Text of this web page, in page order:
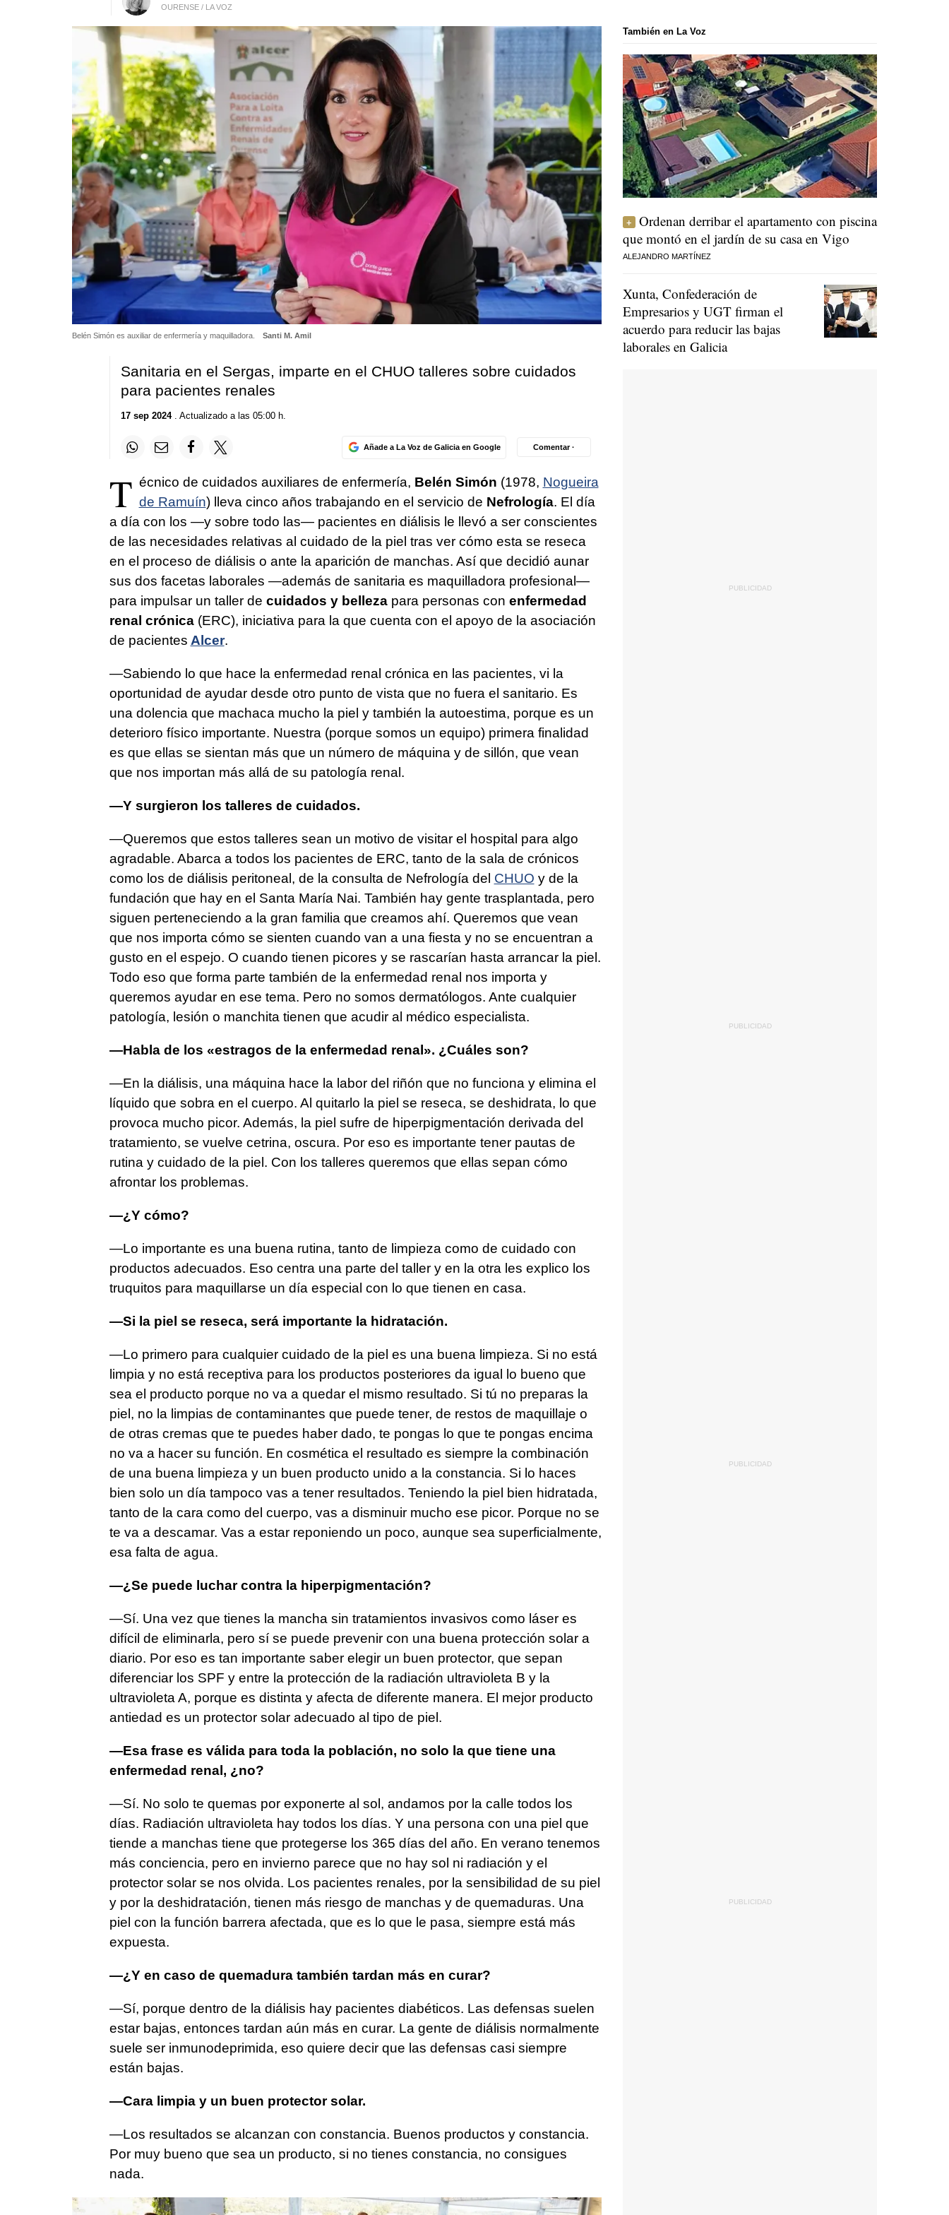
OURENSE / LA VOZ
Belén Simón es auxiliar de enfermería y maquilladora. Santi M. Amil
Sanitaria en el Sergas, imparte en el CHUO talleres sobre cuidados
para pacientes renales
17 sep 2024. Actualizado a las 05:00 h.
Añade a La Voz de Galicia en Google Comentar ·
T écnico de cuidados auxiliares de enfermería, Belén Simón (1978, Nogueira
de Ramuín) lleva cinco años trabajando en el servicio de Nefrología. El día
a día con los —y sobre todo las— pacientes en diálisis le llevó a ser conscientes
de las necesidades relativas al cuidado de la piel tras ver cómo esta se reseca
en el proceso de diálisis o ante la aparición de manchas. Así que decidió aunar
sus dos facetas laborales —además de sanitaria es maquilladora profesional—
para impulsar un taller de cuidados y bellezapara personas con enfermedad
renal crónica(ERC), iniciativa para la que cuenta con el apoyo de la asociación
de pacientes Alcer.
—Sabiendo lo que hace la enfermedad renal crónica en las pacientes, vi la
oportunidad de ayudar desde otro punto de vista que no fuera el sanitario. Es
una dolencia que machaca mucho la piel y también la autoestima, porque es un
deterioro físico importante. Nuestra (porque somos un equipo) primera finalidad
es que ellas se sientan más que un número de máquina y de sillón, que vean
que nos importan más allá de su patología renal.
—Y surgieron los talleres de cuidados.
—Queremos que estos talleres sean un motivo de visitar el hospital para algo
agradable. Abarca a todos los pacientes de ERC, tanto de la sala de crónicos
como los de diálisis peritoneal, de la consulta de Nefrología del CHUO y de la
fundación que hay en el Santa María Nai. También hay gente trasplantada, pero
siguen perteneciendo a la gran familia que creamos ahí. Queremos que vean
que nos importa cómo se sienten cuando van a una fiesta y no se encuentran a
gusto en el espejo. O cuando tienen picores y se rascarían hasta arrancar la piel.
Todo eso que forma parte también de la enfermedad renal nos importa y
queremos ayudar en ese tema. Pero no somos dermatólogos. Ante cualquier
patología, lesión o manchita tienen que acudir al médico especialista.
—Habla de los «estragos de la enfermedad renal». ¿Cuáles son?
—En la diálisis, una máquina hace la labor del riñón que no funciona y elimina el
líquido que sobra en el cuerpo. Al quitarlo la piel se reseca, se deshidrata, lo que
provoca mucho picor. Además, la piel sufre de hiperpigmentación derivada del
tratamiento, se vuelve cetrina, oscura. Por eso es importante tener pautas de
rutina y cuidado de la piel. Con los talleres queremos que ellas sepan cómo
afrontar los problemas.
—¿Y cómo?
—Lo importante es una buena rutina, tanto de limpieza como de cuidado con
productos adecuados. Eso centra una parte del taller y en la otra les explico los
truquitos para maquillarse un día especial con lo que tienen en casa.
—Si la piel se reseca, será importante la hidratación.
—Lo primero para cualquier cuidado de la piel es una buena limpieza. Si no está
limpia y no está receptiva para los productos posteriores da igual lo bueno que
sea el producto porque no va a quedar el mismo resultado. Si tú no preparas la
piel, no la limpias de contaminantes que puede tener, de restos de maquillaje o
de otras cremas que te puedes haber dado, te pongas lo que te pongas encima
no va a hacer su función. En cosmética el resultado es siempre la combinación
de una buena limpieza y un buen producto unido a la constancia. Si lo haces
bien solo un día tampoco vas a tener resultados. Teniendo la piel bien hidratada,
tanto de la cara como del cuerpo, vas a disminuir mucho ese picor. Porque no se
te va a descamar. Vas a estar reponiendo un poco, aunque sea superficialmente,
esa falta de agua.
—¿Se puede luchar contra la hiperpigmentación?
—Sí. Una vez que tienes la mancha sin tratamientos invasivos como láser es
difícil de eliminarla, pero sí se puede prevenir con una buena protección solar a
diario. Por eso es tan importante saber elegir un buen protector, que sepan
diferenciar los SPF y entre la protección de la radiación ultravioleta B y la
ultravioleta A, porque es distinta y afecta de diferente manera. El mejor producto
antiedad es un protector solar adecuado al tipo de piel.
—Esa frase es válida para toda la población, no solo la que tiene una
enfermedad renal, ¿no?
—Sí. No solo te quemas por exponerte al sol, andamos por la calle todos los
días. Radiación ultravioleta hay todos los días. Y una persona con una piel que
tiende a manchas tiene que protegerse los 365 días del año. En verano tenemos
más conciencia, pero en invierno parece que no hay sol ni radiación y el
protector solar se nos olvida. Los pacientes renales, por la sensibilidad de su piel
y por la deshidratación, tienen más riesgo de manchas y de quemaduras. Una
piel con la función barrera afectada, que es lo que le pasa, siempre está más
expuesta.
—¿Y en caso de quemadura también tardan más en curar?
—Sí, porque dentro de la diálisis hay pacientes diabéticos. Las defensas suelen
estar bajas, entonces tardan aún más en curar. La gente de diálisis normalmente
suele ser inmunodeprimida, eso quiere decir que las defensas casi siempre
están bajas.
—Cara limpia y un buen protector solar.
—Los resultados se alcanzan con constancia. Buenos productos y constancia.
Por muy bueno que sea un producto, si no tienes constancia, no consigues
nada.
También en La Voz
Ordenan derribar el apartamento con piscina
que montó en el jardín de su casa en Vigo
ALEJANDRO MARTÍNEZ
Xunta, Confederación de
Empresarios y UGT firman el
acuerdo para reducir las bajas
laborales en Galicia